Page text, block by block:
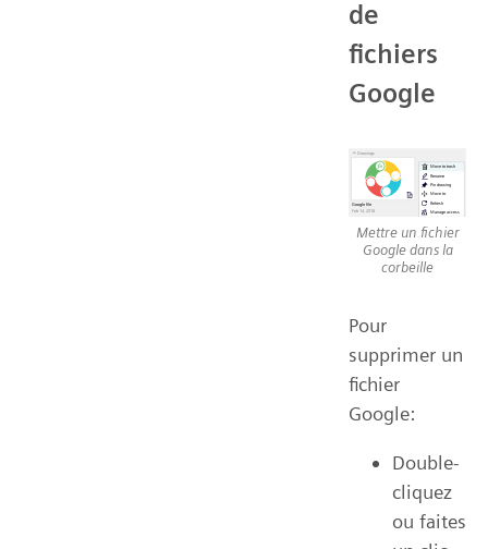
de
fichiers
Google
Mettre un fichier
Google dans la
corbeille
Pour
supprimer un
fichier
Google:
Double-
cliquez
ou faites